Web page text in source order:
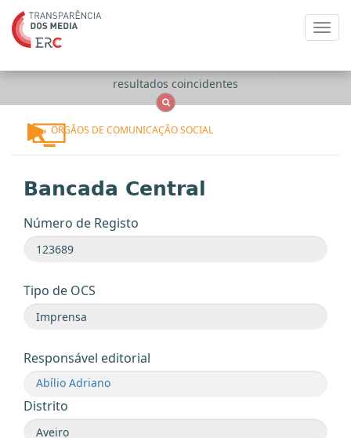
resultados coincidentes
ÓRGÃOS DE COMUNICAÇÃO SOCIAL
Bancada Central
Número de Registo
Tipo de OCS
Responsável editorial
Abílio Adriano
Distrito